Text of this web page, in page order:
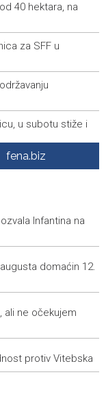
40 hektara, na
za SFF u
u subotu stiže i
dolara zbog
indeksa SASX-
granične
water
susret
fena.biz
Infantina na
domaćin 12.
ali ne očekujem
protiv Vitebska